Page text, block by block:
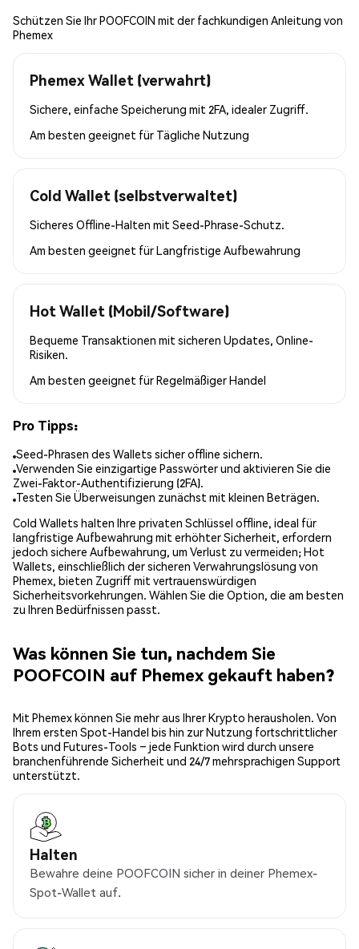
Schützen Sie Ihr POOFCOIN mit der fachkundigen Anleitung von
Phemex
Phemex Wallet (verwahrt)
Sichere, einfache Speicherung mit 2FA, idealer Zugriff.
Am besten geeignet für Tägliche Nutzung
Cold Wallet (selbstverwaltet)
Sicheres Offline-Halten mit Seed-Phrase-Schutz.
Am besten geeignet fürLangfristige Aufbewahrung
Hot Wallet (Mobil/Software)
Bequeme Transaktionen mit sicheren Updates, Online-
Risiken.
Am besten geeignet fürRegelmäßiger Handel
Pro Tipps:
Seed-Phrasen des Wallets sicher offline sichern.
Verwenden Sie einzigartige Passwörter und aktivieren Sie die
Zwei-Faktor-Authentifizierung (2FA).
Testen Sie Überweisungen zunächst mit kleinen Beträgen.
Cold Wallets halten Ihre privaten Schlüssel offline, ideal für
langfristige Aufbewahrung mit erhöhter Sicherheit, erfordern
jedoch sichere Aufbewahrung, um Verlust zu vermeiden; Hot
Wallets, einschließlich der sicheren Verwahrungslösung von
Phemex, bieten Zugriff mit vertrauenswürdigen
Sicherheitsvorkehrungen. Wählen Sie die Option, die am besten
zu Ihren Bedürfnissen passt.
Was können Sie tun, nachdem Sie
POOFCOIN auf Phemex gekauft haben?
Mit Phemex können Sie mehr aus Ihrer Krypto herausholen. Von
Ihrem ersten Spot-Handel bis hin zur Nutzung fortschrittlicher
Bots und Futures-Tools – jede Funktion wird durch unsere
branchenführende Sicherheit und 24/7 mehrsprachigen Support
unterstützt.
Halten
Bewahre deine POOFCOIN sicher in deiner Phemex-
Spot-Wallet auf.